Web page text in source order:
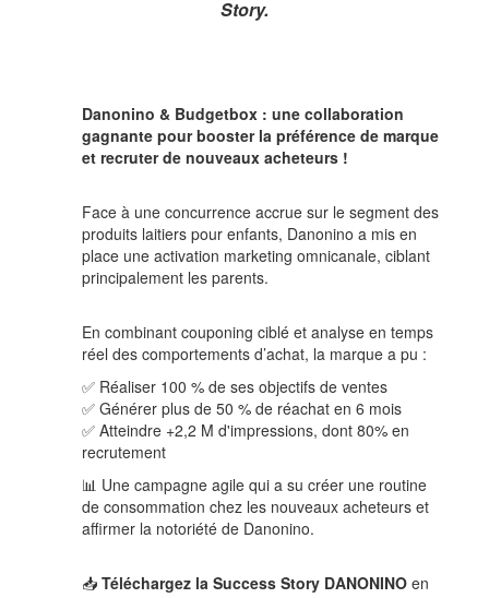
Story.
Danonino & Budgetbox : une collaboration
gagnante pour booster la préférence de marque
et recruter de nouveaux acheteurs !
Face à une concurrence accrue sur le segment des
produits laitiers pour enfants, Danonino a mis en
place une activation marketing omnicanale, ciblant
principalement les parents.
En combinant couponing ciblé et analyse en temps
réel des comportements d’achat, la marque a pu :
✅ Réaliser 100 % de ses objectifs de ventes
✅ Générer plus de 50 % de réachat en 6 mois
✅ Atteindre +2,2 M d'impressions, dont 80% en
recrutement
📊 Une campagne agile qui a su créer une routine
de consommation chez les nouveaux acheteurs et
affirmer la notoriété de Danonino.
📥 Téléchargez la Success Story DANONINO en